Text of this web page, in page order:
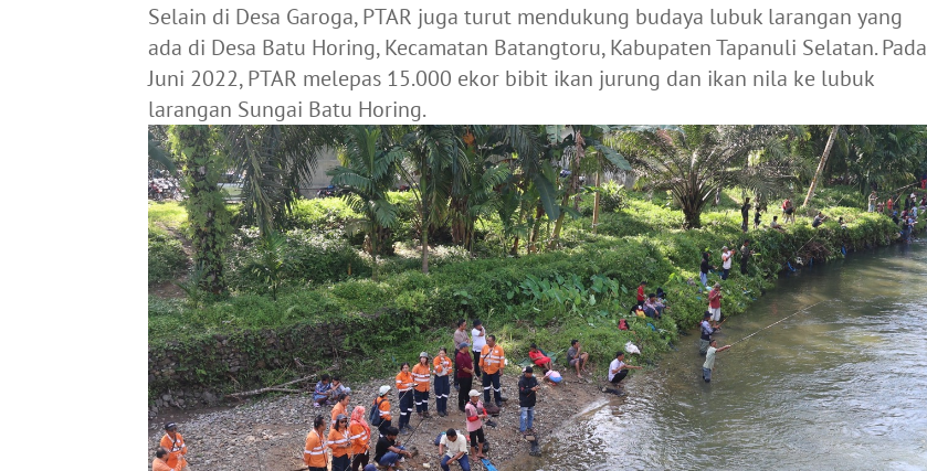
Selain di Desa Garoga, PTAR juga turut mendukung budaya lubuk larangan yang
ada di Desa Batu Horing, Kecamatan Batangtoru, Kabupaten Tapanuli Selatan. Pada
Juni 2022, PTAR melepas 15.000 ekor bibit ikan jurung dan ikan nila ke lubuk
larangan Sungai Batu Horing.